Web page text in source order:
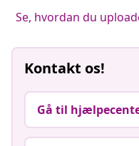
Se, hvordan du
Kontakt os!
Gå til